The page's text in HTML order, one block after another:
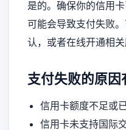
是的。确保你的信用
可能会导致支付失败
认，或者在线开通相关
支付失败的原因
信用卡额度不足或
信用卡未支持国际